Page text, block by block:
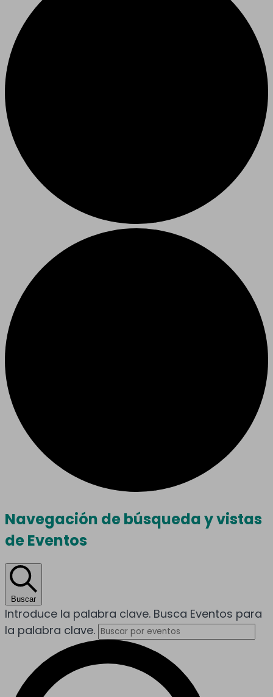
Eventos
Navegación de búsqueda y vistas
de Eventos
Buscar
Introduce la palabra clave. Busca Eventos para
la palabra clave.